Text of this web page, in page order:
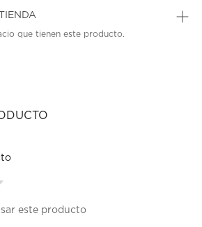
que tienen este producto.
este producto